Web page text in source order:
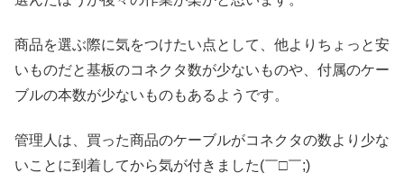
商品を選ぶ際に気をつけたい点として、他よりちょっと安
いものだと基板のコネクタ数が少ないものや、付属のケー
ブルの本数が少ないものもあるようです。
管理人は、買った商品のケーブルがコネクタの数より少な
いことに到着してから気が付きました(￣□￣;)